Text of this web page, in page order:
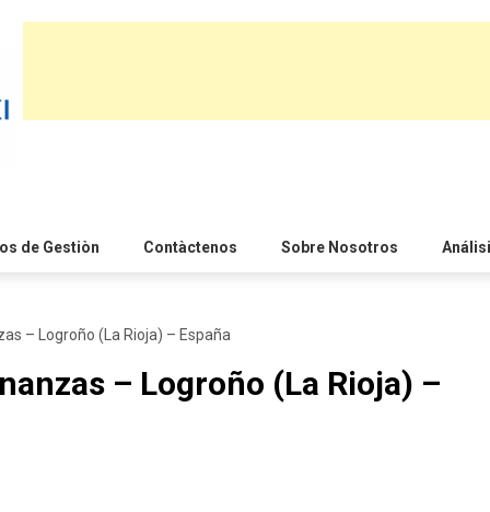
de Gestiòn Contàctenos Sobre Nosotros
– Logroño (La Rioja) – España
– Logroño (La Rioja) –